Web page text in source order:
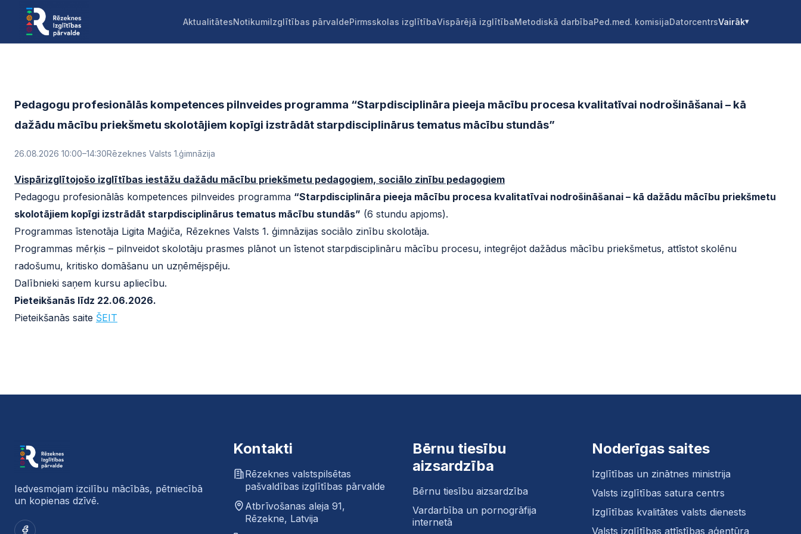
AktualitātesNotikumiIzglītības pārvaldePirmsskolas izglītībaVispārējā izglītībaMetodiskā darbībaPed.med. komisijaDatorcentrsVairāk
Pedagogu profesionālās kompetences pilnveides programma “Starpdisciplināra pieeja mācību procesa kvalitatīvai nodrošināšanai – kā
dažādu mācību priekšmetu skolotājiem kopīgi izstrādāt starpdisciplinārus tematus mācību stundās”
26.08.2026 10:00–14:30Rēzeknes Valsts 1.ģimnāzija
Vispārizglītojošo izglītības iestāžu dažādu mācību priekšmetu pedagogiem, sociālo zinību pedagogiem
Pedagogu profesionālās kompetences pilnveides programma “Starpdisciplināra pieeja mācību procesa kvalitatīvai nodrošināšanai – kā dažādu mācību priekšmetu
skolotājiem kopīgi izstrādāt starpdisciplinārus tematus mācību stundās” (6 stundu apjoms).
Programmas īstenotāja Ligita Maģiča, Rēzeknes Valsts 1. ģimnāzijas sociālo zinību skolotāja.
Programmas mērķis – pilnveidot skolotāju prasmes plānot un īstenot starpdisciplināru mācību procesu, integrējot dažādus mācību priekšmetus, attīstot skolēnu
radošumu, kritisko domāšanu un uzņēmējspēju.
Dalībnieki saņem kursu apliecību.
Pieteikšanās līdz 22.06.2026.
Pieteikšanās saite ŠEIT
Iedvesmojam izcilību mācībās, pētniecībā
un kopienas dzīvē.
Facebook
Kontakti
Rēzeknes valstspilsētas
pašvaldības izglītības pārvalde
Atbrīvošanas aleja 91,
Rēzekne, Latvija
Bērnu tiesību
aizsardzība
Bērnu tiesību aizsardzība
Vardarbība un pornogrāfija
internetā
Noderīgas saites
Izglītības un zinātnes ministrija
Valsts izglītības satura centrs
Izglītības kvalitātes valsts dienests
Valsts izglītības attīstības aģentūra